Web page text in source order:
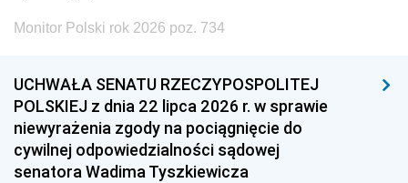
Monitor Polski rok 2026 poz. 734
UCHWAŁA SENATU RZECZYPOSPOLITEJ
POLSKIEJ z dnia 22 lipca 2026 r. w sprawie
niewyrażenia zgody na pociągnięcie do
cywilnej odpowiedzialności sądowej
senatora Wadima Tyszkiewicza